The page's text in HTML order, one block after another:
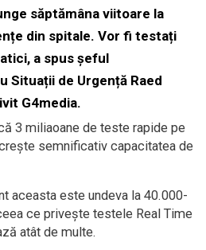
săptămâna viitoare la
din spitale. Vor fi testați
a spus șeful
Situații de Urgență Raed
G4media.
3 miliaoane de teste rapide pe
semnificativ capacitatea de
aceasta este undeva la 40.000-
ce privește testele Real Time
atât de multe.